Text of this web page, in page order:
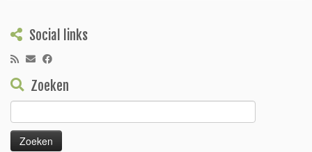
Social links
Zoeken
naar: